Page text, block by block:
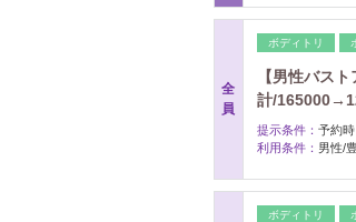
全
員
ボディトリ
【男性バス
計/
提示条件： 予約時
利用条件： 男性/
ボディトリ